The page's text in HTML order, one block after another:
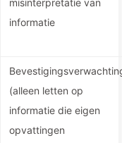
misinterpretatie van
informatie
(alleen letten op
informatie die eigen
opvattingen